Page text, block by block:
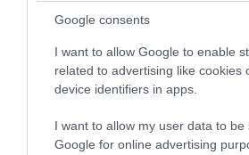
Google consents
I want to allow Google to enable
related to advertising like cookies
device identifiers in apps.
I want to allow my user data to be
Google for online advertising